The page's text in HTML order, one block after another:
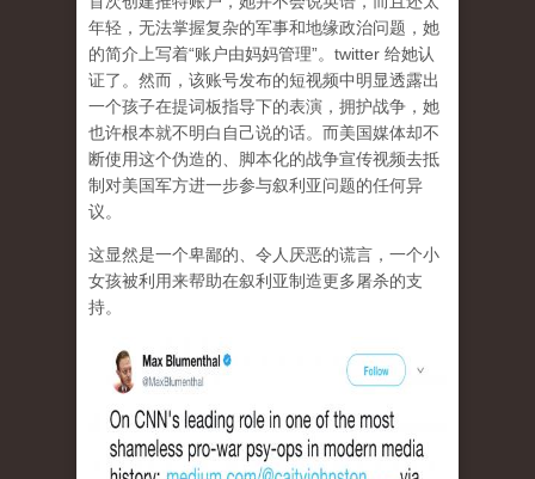
年轻，无法掌握复杂的军事和地缘政治问题，她
的简介上写着“账户由妈妈管理”。twitter 给她认
证了。然而，该账号发布的短视频中明显透露出
一个孩子在提词板指导下的表演，拥护战争，她
也许根本就不明白自己说的话。而美国媒体却不
断使用这个伪造的、脚本化的战争宣传视频去抵
制对美国军方进一步参与叙利亚问题的任何异
议。
这显然是一个卑鄙的、令人厌恶的谎言，一个小
女孩被利用来帮助在叙利亚制造更多屠杀的支
持。